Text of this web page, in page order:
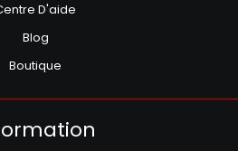
D'aide
Blog
Boutique